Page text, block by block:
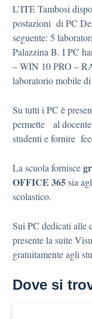
L’ITE Tambosi
postazioni di PC
seguente: 5
Palazzina B. I PC
– WIN 10 PRO –
laboratorio mobile
Su tutti i PC è
permette al
studenti efornire
La scuola fornisce
OFFICE 365sia
scolastico.
Sui PC dedicati alle
presente la suite
gratuitamente agli
Dove si